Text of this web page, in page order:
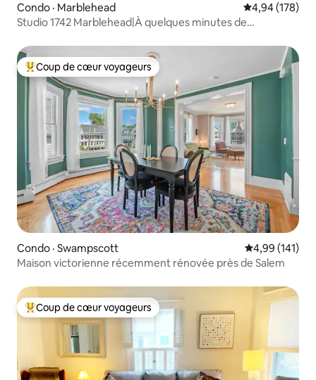
Condo · Marblehead Note
4,94 (178)
Studio 1742 Marblehead|À quelques minutes de
Coup de cœur voyageurs parmi les plus aimés
Coup de cœur voyageurs
Condo · Swampscott Note
4,99 (141)
Maison victorienne récemment rénovée près de Salem
Coup de cœur voyageurs parmi les plus aimés
Coup de cœur voyageurs